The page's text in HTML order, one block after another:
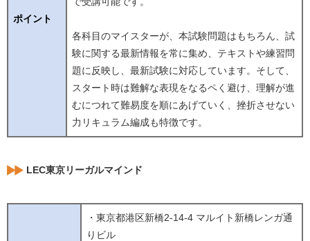
ポイント
各科目のマイスターが、本試験問題はもちろん、試
験に関する最新情報を常に集め、テキストや練習問
題に反映し、最新試験に対応しています。そして、
スタート時は難解な表現をなるペく避け、理解が進
むにつれて難易度を順にあげていく、挫折させない
力リキュラム編成も特徴です。
LEC東京リーガルマインド
・東京都港区新橋2-14-4 マルイト新橋レンガ通
りビル